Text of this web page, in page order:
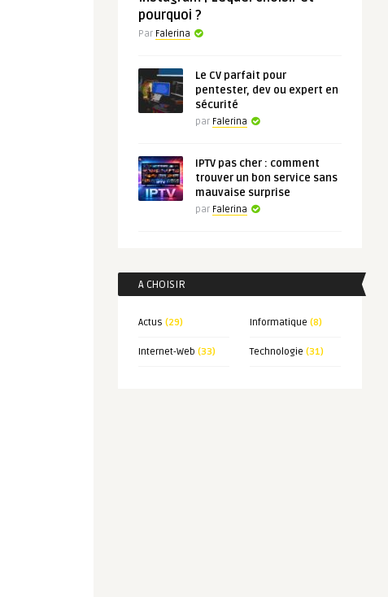
pourquoi ?
Par Falerina
Le CV parfait pour
pentester, dev ou expert en
sécurité
par Falerina
IPTV pas cher : comment
trouver un bon service sans
mauvaise surprise
par Falerina
A CHOISIR
Actus (29) Informatique (8)
Internet-Web (33) Technologie (31)